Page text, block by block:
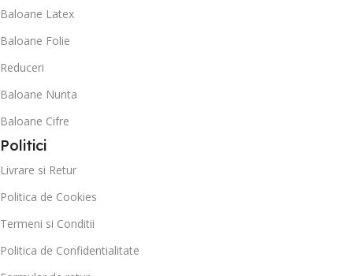
Baloane Latex
Baloane Folie
Reduceri
Baloane Nunta
Baloane Cifre
Politici
Livrare si Retur
Politica de Cookies
Termeni si Conditii
Politica de Confidentialitate